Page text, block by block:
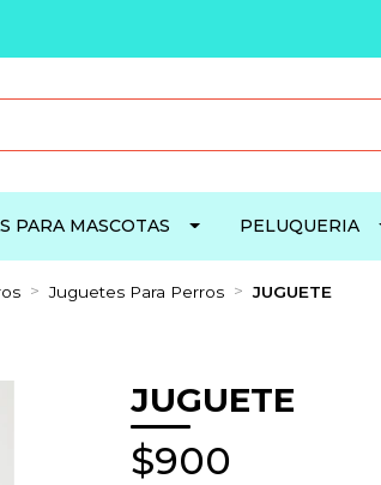
PARA MASCOTAS PELUQUERIA
Juguetes Para Perros JUGUETE
JUGUETE
$900